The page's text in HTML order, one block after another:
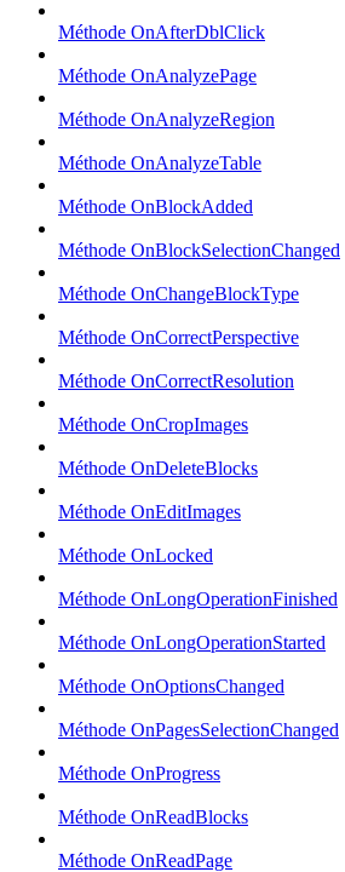
Méthode OnAfterDblClick
Méthode OnAnalyzePage
Méthode OnAnalyzeRegion
Méthode OnAnalyzeTable
Méthode OnBlockAdded
Méthode OnBlockSelectionChanged
Méthode OnChangeBlockType
Méthode OnCorrectPerspective
Méthode OnCorrectResolution
Méthode OnCropImages
Méthode OnDeleteBlocks
Méthode OnEditImages
Méthode OnLocked
Méthode OnLongOperationFinished
Méthode OnLongOperationStarted
Méthode OnOptionsChanged
Méthode OnPagesSelectionChanged
Méthode OnProgress
Méthode OnReadBlocks
Méthode OnReadPage